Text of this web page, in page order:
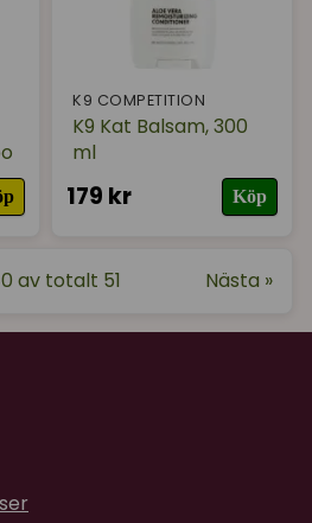
K9 COMPETITION
K9 Kat Balsam, 300
ml
179 kr Köp
av totalt 51 Nästa »